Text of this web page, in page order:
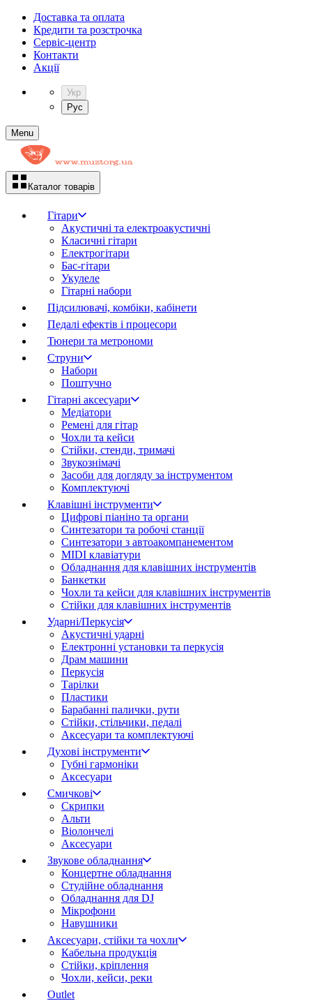
Доставка та оплата
Кредити та розстрочка
Сервіc-центр
Контакти
Акції
Укр
Рус
Menu
Каталог товарів
Гітари
Акустичні та електроакустичні
Класичні гітари
Електрогітари
Бас-гітари
Укулеле
Гітарні набори
Підсилювачі, комбіки, кабінети
Педалі ефектів і процесори
Тюнери та метрономи
Струни
Набори
Поштучно
Гітарні аксесуари
Медіатори
Ремені для гітар
Чохли та кейси
Стійки, стенди, тримачі
Звукознімачі
Засоби для догляду за інструментом
Комплектуючі
Клавішні інструменти
Цифрові піаніно та органи
Синтезатори та робочі станції
Синтезатори з автоакомпанементом
MIDI клавіатури
Обладнання для клавішних інструментів
Банкетки
Чохли та кейси для клавішних інструментів
Стійки для клавішних інструментів
Ударні/Перкусія
Акустичні ударні
Електронні установки та перкусія
Драм машини
Перкусія
Тарілки
Пластики
Барабанні палички, рути
Стійки, стільчики, педалі
Аксесуари та комплектуючі
Духові інструменти
Губні гармоніки
Аксесуари
Смичкові
Скрипки
Альти
Віолончелі
Аксесуари
Звукове обладнання
Концертне обладнання
Студійне обладнання
Обладнання для DJ
Мікрофони
Навушники
Аксесуари, стійки та чохли
Кабельна продукція
Стійки, кріплення
Чохли, кейси, реки
Outlet